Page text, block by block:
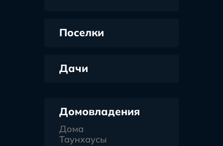
Поселки
Дачи
Домовладения
Дома
Таунхаусы